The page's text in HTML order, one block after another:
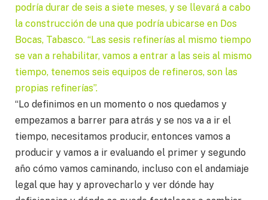
podría durar de seis a siete meses, y se llevará a cabo
la construcción de una que podría ubicarse en Dos
Bocas, Tabasco. “Las sesis refinerías al mismo tiempo
se van a rehabilitar, vamos a entrar a las seis al mismo
tiempo, tenemos seis equipos de refineros, son las
propias refinerías”.
“Lo definimos en un momento o nos quedamos y
empezamos a barrer para atrás y se nos va a ir el
tiempo, necesitamos producir, entonces vamos a
producir y vamos a ir evaluando el primer y segundo
año cómo vamos caminando, incluso con el andamiaje
legal que hay y aprovecharlo y ver dónde hay